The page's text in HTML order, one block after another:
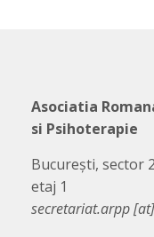
Asociatia
si Psihoterapie
București, sector
etaj 1
secretariat.arpp